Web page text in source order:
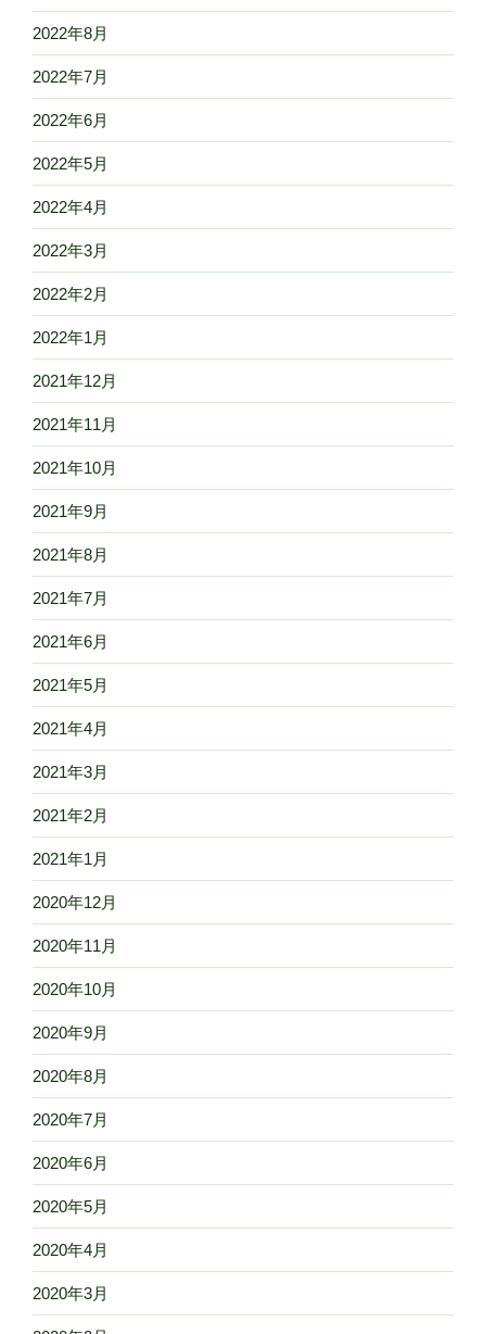
2022年8月
2022年7月
2022年6月
2022年5月
2022年4月
2022年3月
2022年2月
2022年1月
2021年12月
2021年11月
2021年10月
2021年9月
2021年8月
2021年7月
2021年6月
2021年5月
2021年4月
2021年3月
2021年2月
2021年1月
2020年12月
2020年11月
2020年10月
2020年9月
2020年8月
2020年7月
2020年6月
2020年5月
2020年4月
2020年3月